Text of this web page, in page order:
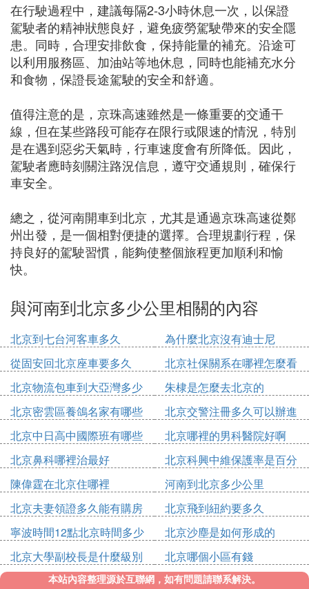
在行駛過程中，建議每隔2-3小時休息一次，以保證
駕駛者的精神狀態良好，避免疲勞駕駛帶來的安全隱
患。同時，合理安排飲食，保持能量的補充。沿途可
以利用服務區、加油站等地休息，同時也能補充水分
和食物，保證長途駕駛的安全和舒適。
值得注意的是，京珠高速雖然是一條重要的交通干
線，但在某些路段可能存在限行或限速的情況，特別
是在遇到惡劣天氣時，行車速度會有所降低。因此，
駕駛者應時刻關注路況信息，遵守交通規則，確保行
車安全。
總之，從河南開車到北京，尤其是通過京珠高速從鄭
州出發，是一個相對便捷的選擇。合理規劃行程，保
持良好的駕駛習慣，能夠使整個旅程更加順利和愉
快。
與河南到北京多少公里相關的內容
北京到七台河客車多久
為什麼北京沒有迪士尼
從固安回北京座車要多久
北京社保關系在哪裡怎麼看
北京物流包車到大亞灣多少
錢
朱棣是怎麼去北京的
北京密雲區養鴿名家有哪些
人
北京交警注冊多久可以辦進
京證
北京中日高中國際班有哪些
北京哪裡的男科醫院好啊
北京鼻科哪裡治最好
北京科興中維保護率是百分
之多少
陳偉霆在北京住哪裡
河南到北京多少公里
北京夫妻領證多久能有購房
資格
北京飛到紐約要多久
寧波時間12點北京時間多少
點
北京沙塵是如何形成的
北京大學副校長是什麼級別
北京哪個小區有錢
本站內容整理源於互聯網，如有問題請聯系解決。